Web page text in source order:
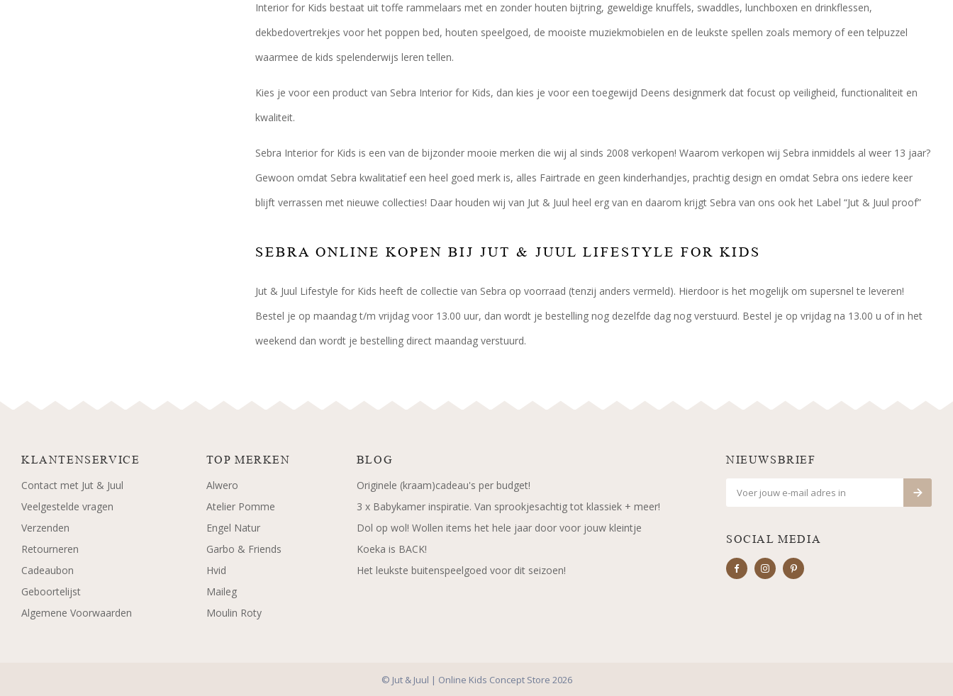
Interior for Kids bestaat uit toffe rammelaars met en zonder houten bijtring, geweldige knuffels, swaddles, lunchboxen en drinkflessen,
dekbedovertrekjes voor het poppen bed, houten speelgoed, de mooiste muziekmobielen en de leukste spellen zoals memory of een telpuzzel
waarmee de kids spelenderwijs leren tellen.
Kies je voor een product van Sebra Interior for Kids, dan kies je voor een toegewijd Deens designmerk dat focust op veiligheid, functionaliteit en
kwaliteit.
Sebra Interior for Kids is een van de bijzonder mooie merken die wij al sinds 2008 verkopen! Waarom verkopen wij Sebra inmiddels al weer 13 jaar?
Gewoon omdat Sebra kwalitatief een heel goed merk is, alles Fairtrade en geen kinderhandjes, prachtig design en omdat Sebra ons iedere keer
blijft verrassen met nieuwe collecties! Daar houden wij van Jut & Juul heel erg van en daarom krijgt Sebra van ons ook het Label “Jut & Juul proof”
SEBRA ONLINE KOPEN BIJ JUT & JUUL LIFESTYLE FOR KIDS
Jut & Juul Lifestyle for Kids heeft de collectie van Sebra op voorraad (tenzij anders vermeld). Hierdoor is het mogelijk om supersnel te leveren!
Bestel je op maandag t/m vrijdag voor 13.00 uur, dan wordt je bestelling nog dezelfde dag nog verstuurd. Bestel je op vrijdag na 13.00 u of in het
weekend dan wordt je bestelling direct maandag verstuurd.
KLANTENSERVICE
Contact met Jut & Juul
Veelgestelde vragen
Verzenden
Retourneren
Cadeaubon
Geboortelijst
Algemene Voorwaarden
TOP MERKEN
Alwero
Atelier Pomme
Engel Natur
Garbo & Friends
Hvid
Maileg
Moulin Roty
BLOG
Originele (kraam)cadeau's per budget!
3 x Babykamer inspiratie. Van sprookjesachtig tot klassiek + meer!
Dol op wol! Wollen items het hele jaar door voor jouw kleintje
Koeka is BACK!
Het leukste buitenspeelgoed voor dit seizoen!
NIEUWSBRIEF
SOCIAL MEDIA
© Jut & Juul | Online Kids Concept Store 2026